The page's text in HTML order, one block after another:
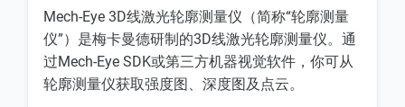
Mech-Eye 3D线激光轮廓测量仪（简称“轮廓测量
仪”）是梅卡曼德研制的3D线激光轮廓测量仪。通
过Mech-Eye SDK或第三方机器视觉软件，你可从
轮廓测量仪获取强度图、深度图及点云。